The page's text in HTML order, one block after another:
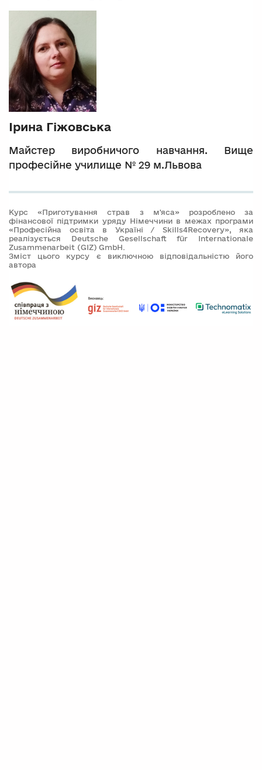
Ірина Гіжовська
Майстер виробничого навчання. Вище
професійне училище № 29 м.Львова
Курс «Приготування страв з м'яса» розроблено за
фінансової підтримки уряду Німеччини в межах програми
«Професійна освіта в Україні / Skills4Recovery», яка
реалізується Deutsche Gesellschaft für Internationale
Zusammenarbeit (GIZ) GmbH.
Зміст цього курсу є виключною відповідальністю його
автора